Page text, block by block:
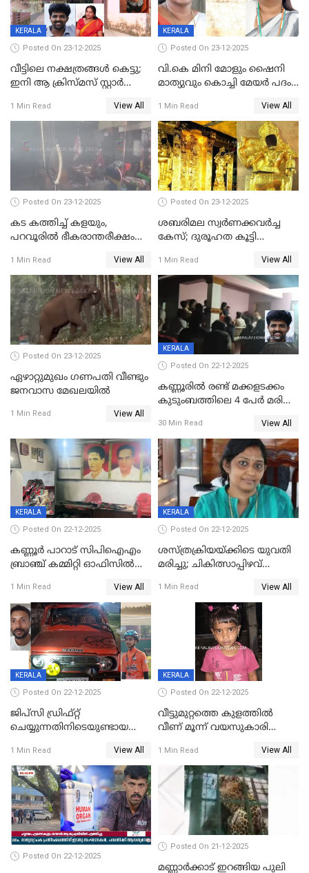
KERALA
Posted On 23-12-2025
വീട്ടിലെ നക്ഷത്രങ്ങൾ കെട്ടു;
ഇനി ആ ക്രിസ്മസ് സ്റ്റാർ
വേണ്ടിയുള്ള
പിടിവലിക്കിടയിൽ
അപ്പൂപ്പനെതിരെ പോക്സോ
കേസ് ഒടുവിൽ 4 ജീവനുകൾ
പൊലിഞ്ഞു
1 Min Read View All
KERALA
Posted On 23-12-2025
വി.കെ മിനി മോളും ഷൈനി
മാത്യുവും കൊച്ചി മേയർ പദം
മേയറാകില്ല
1 Min Read View All
Posted On 23-12-2025
കട കത്തിച്ച് കളയും,
പറവൂരില്‍ ഭീകരാന്തരീക്ഷം
1 Min Read View All
Posted On 23-12-2025
ശബരിമല സ്വര്‍ണക്കവര്‍ച്ച
കേസ്; ദുരൂഹത കൂട്ടി
1 Min Read View All
Posted On 23-12-2025
ഏഴാറ്റുമുഖം ഗണപതി വീണ്ടും
ജനവാസ മേഖലയിൽ
1 Min Read View All
KERALA
Posted On 22-12-2025
കണ്ണൂരിൽ രണ്ട് മക്കളടക്കം
കുടുംബത്തിലെ 4 പേർ മരിച്ച
30 Min Read View All
KERALA
Posted On 22-12-2025
കണ്ണൂർ പാറാട് സിപിഐഎം
ബ്രാഞ്ച് കമ്മിറ്റി ഓഫിസിൽ
ചിത്രങ്ങളടക്കം കത്തിയ
നിലയിൽ
1 Min Read View All
KERALA
Posted On 22-12-2025
ശസ്ത്രക്രിയയ്‌ക്കിടെ യുവതി
മരിച്ചു; ചികിത്സാപ്പിഴവ്
സംഭവം മാവേലിക്കരയിൽ
1 Min Read View All
KERALA
Posted On 22-12-2025
ജിപ്സി ഡ്രിഫ്റ്റ്
ചെയ്യുന്നതിനിടെയുണ്ടായ
ദാരുണാന്ത്യം; ജീപ്സി
ഓടിച്ചയാൾ അറസ്റ്റിൽ.
1 Min Read View All
KERALA
Posted On 22-12-2025
വീട്ടുമുറ്റത്തെ കുളത്തിൽ
വീണ് മൂന്ന് വയസുകാരി
1 Min Read View All
Posted On 22-12-2025
Posted On 21-12-2025
മണ്ണാർക്കാട് ഇറങ്ങിയ പുലി